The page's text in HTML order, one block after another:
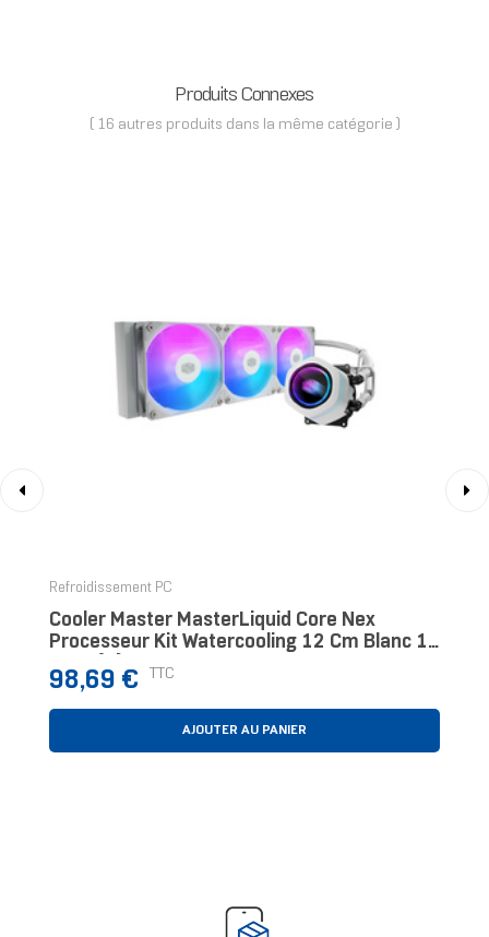
Produits Connexes
( 16 autres produits dans la même catégorie )
Refroidissement PC
Cooler Master MasterLiquid Core Nex
Processeur Kit Watercooling 12 Cm Blanc 1
Prix
98,69 € TTC
AJOUTER AU PANIER